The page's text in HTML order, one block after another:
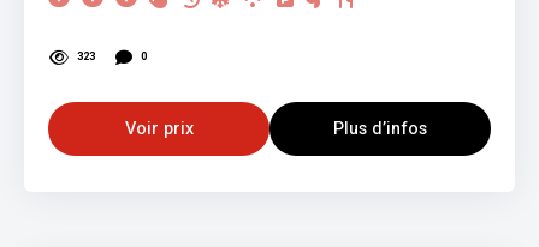
323 0
Voir prix Plus d’infos